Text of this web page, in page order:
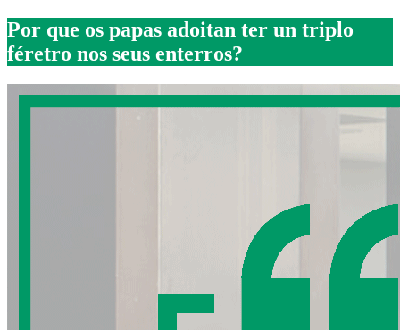
Por que os papas adoitan ter un triplo
féretro nos seus enterros?